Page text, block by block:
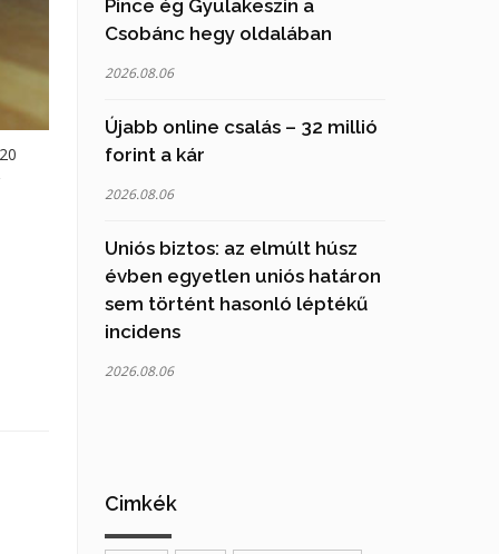
Pince ég Gyulakeszin a
Csobánc hegy oldalában
2026.08.06
Újabb online csalás – 32 millió
forint a kár
2026.08.06
Uniós biztos: az elmúlt húsz
évben egyetlen uniós határon
sem történt hasonló léptékű
incidens
2026.08.06
Cimkék